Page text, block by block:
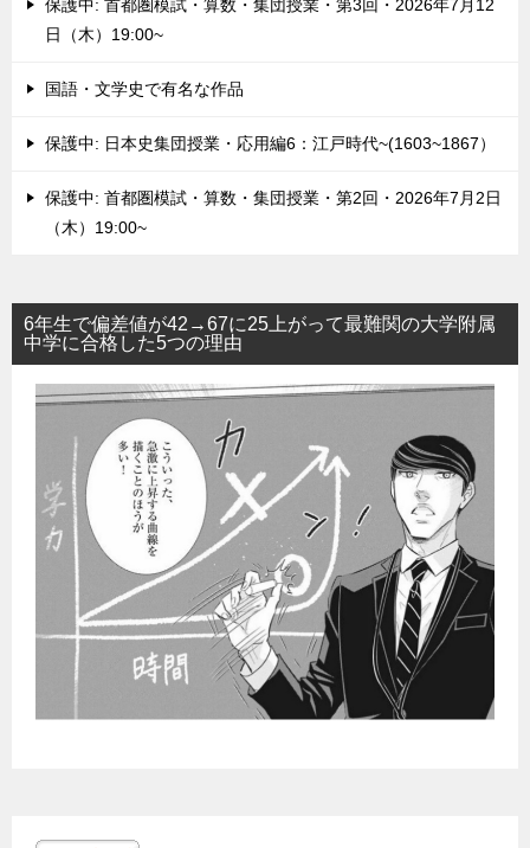
保護中: 首都圏模試・算数・集団授業・第3回・2026年7月12
日（木）19:00~
国語・文学史で有名な作品
保護中: 日本史集団授業・応用編6：江戸時代~(1603~1867）
保護中: 首都圏模試・算数・集団授業・第2回・2026年7月2日
（木）19:00~
6年生で偏差値が42→67に25上がって最難関の大学附属
中学に合格した5つの理由